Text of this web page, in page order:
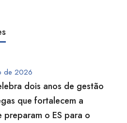
de 2026
dois anos de gestão
que fortalecem a
preparam o ES para o